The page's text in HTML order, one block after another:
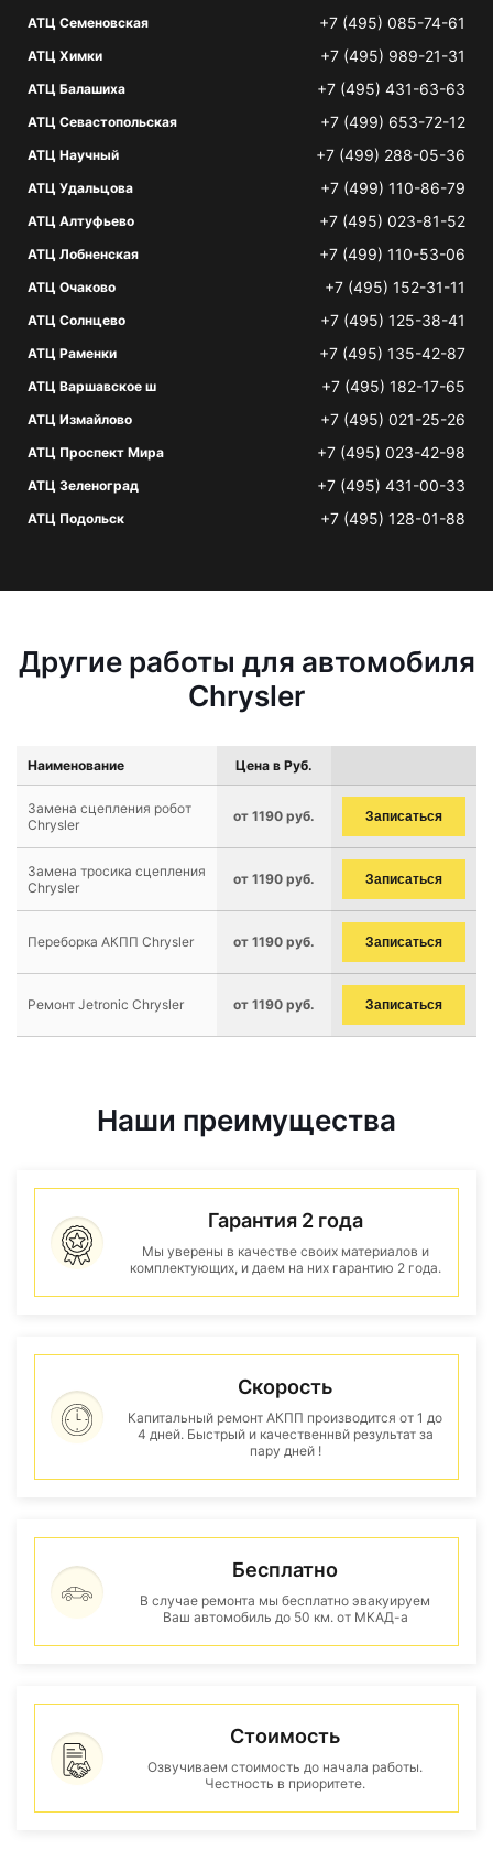
АТЦ Семеновская +7 (495) 085-74-61
АТЦ Химки +7 (495) 989-21-31
АТЦ Балашиха +7 (495) 431-63-63
АТЦ Севастопольская +7 (499) 653-72-12
АТЦ Научный +7 (499) 288-05-36
АТЦ Удальцова +7 (499) 110-86-79
АТЦ Алтуфьево +7 (495) 023-81-52
АТЦ Лобненская +7 (499) 110-53-06
АТЦ Очаково +7 (495) 152-31-11
АТЦ Солнцево +7 (495) 125-38-41
АТЦ Раменки +7 (495) 135-42-87
АТЦ Варшавское ш +7 (495) 182-17-65
АТЦ Измайлово +7 (495) 021-25-26
АТЦ Проспект Мира +7 (495) 023-42-98
АТЦ Зеленоград +7 (495) 431-00-33
АТЦ Подольск +7 (495) 128-01-88
Другие работы для автомобиля
Chrysler
Наименование Цена в Руб.
Замена сцепления робот
Chrysler
от 1190 руб. Записаться
Замена тросика сцепления
Chrysler
от 1190 руб. Записаться
Переборка АКПП Chrysler от 1190 руб. Записаться
Ремонт Jetronic Chrysler от 1190 руб. Записаться
Наши преимущества
Гарантия 2 года
Мы уверены в качестве своих материалов и
комплектующих, и даем на них гарантию 2 года.
Скорость
Капитальный ремонт АКПП производится от 1 до
4 дней. Быстрый и качественнвй результат за
пару дней !
Бесплатно
В случае ремонта мы бесплатно эвакуируем
Ваш автомобиль до 50 км. от МКАД-а
Стоимость
Озвучиваем стоимость до начала работы.
Честность в приоритете.